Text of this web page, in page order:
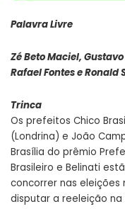
Palavra Livre
Zé Beto Maciel,
Rafael Fontes e Ronald
Trinca
Os prefeitos Chico
(Londrina) e João
Brasília do prêmio
Brasileiro e Belinati
concorrer nas eleições
disputar a reeleição